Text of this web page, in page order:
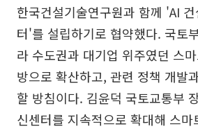
한국건설기술연구원과 함께 'AI 건
터'를 설립하기로 협약했다. 국토
라 수도권과 대기업 위주였던 스
방으로 확산하고, 관련 정책 개발
할 방침이다. 김윤덕 국토교통부
신센터를 지속적으로 확대해 스마